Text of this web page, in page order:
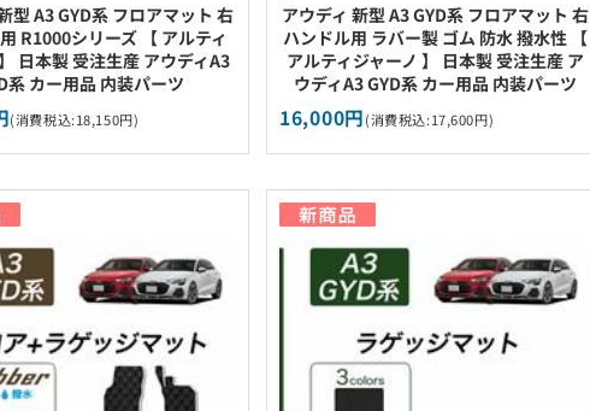
型 A3 GYD系 フロアマット 右
R1000シリーズ 【 アルティ
日本製 受注生産 アウディA3
系 カー用品 内装パーツ
(消費税込:18,150円)
アウディ 新型 A3 GYD系 フロアマット 右
ハンドル用 ラバー製 ゴム 防水 撥水性 【
アルティジャーノ 】 日本製 受注生産 ア
ウディA3 GYD系 カー用品 内装パーツ
16,000円(消費税込:17,600円)